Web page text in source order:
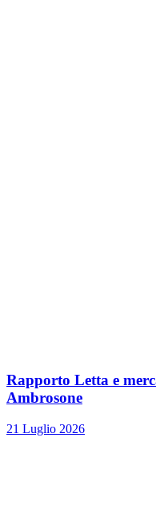
Rapporto Letta e
Ambrosone
21 Luglio 2026